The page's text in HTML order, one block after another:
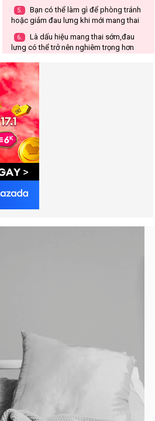
5.
Bạn có thể làm gì để phòng tránh
hoặc giảm đau lưng khi mới mang thai
6.
Là dấu hiệu mang thai sớm,đau
lưng có thể trở nên nghiêm trọng hơn